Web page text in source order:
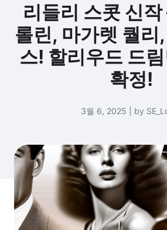
리들리 스콧 신작
롤린, 마가렛 퀄리
스! 할리우드 드
확정!
3월 6, 2025 | by